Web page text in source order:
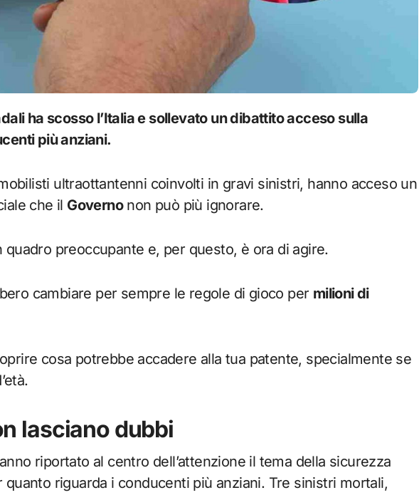
più anziani.
ultraottantenni coinvolti in gravi sinistri, hanno acceso un
che il Governonon può più ignorare.
preoccupante e, per questo, è ora di agire.
cambiare per sempre le regole di gioco per milioni di
cosa potrebbe accadere alla tua patente, specialmente se
lasciano dubbi
riportato al centro dell’attenzione il tema della sicurezza
riguarda i conducenti più anziani. Tre sinistri mortali,